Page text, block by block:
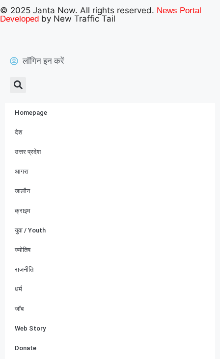
© 2025 Janta Now. All rights reserved. News Portal
Developed by New Traffic Tail
लॉगिन इन करें
Homepage
देश
उत्तर प्रदेश
आगरा
जालौन
क्राइम
युवा / Youth
ज्योतिष
राजनीति
धर्म
जॉब
Web Story
Donate